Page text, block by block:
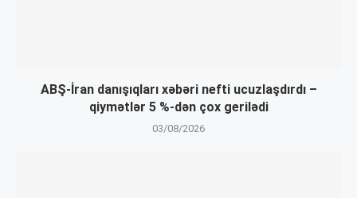
ABŞ-İran danışıqları xəbəri nefti ucuzlaşdırdı –
qiymətlər 5 %-dən çox gerilədi
03/08/2026